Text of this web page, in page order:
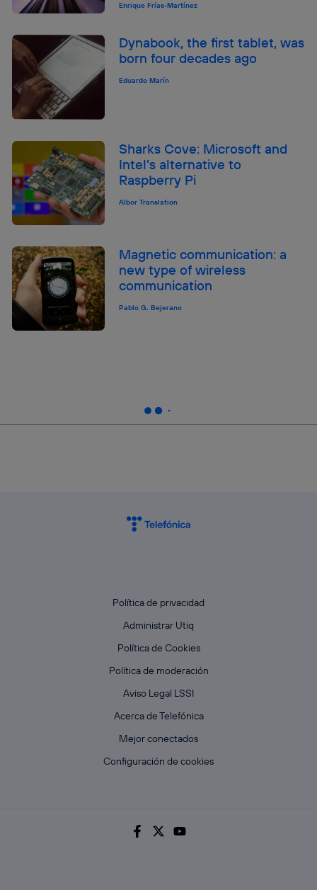
Enrique Frías-Martínez
Dynabook, the first tablet, was
born four decades ago
Eduardo Marín
Sharks Cove: Microsoft and
Intel’s alternative to
Raspberry Pi
Albor Translation
Magnetic communication: a
new type of wireless
communication
Pablo G. Bejerano
Política de privacidad
Administrar Utiq
Política de Cookies
Política de moderación
Aviso Legal LSSI
Acerca de Telefónica
Mejor conectados
Configuración de cookies